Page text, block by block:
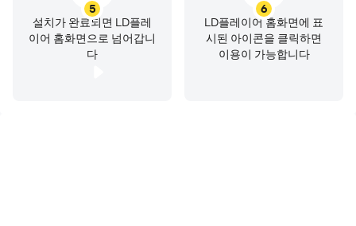
5
설치가 완료되면 LD플레
이어 홈화면으로 넘어갑니
다
6
LD플레이어 홈화면에 표
시된 아이콘을 클릭하면
이용이 가능합니다